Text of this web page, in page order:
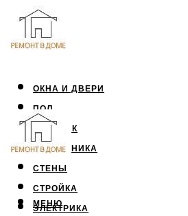
ОКНА И ДВЕРИ
ПОЛ
ПОТОЛОК
САНТЕХНИКА
СТЕНЫ
СТРОЙКА
ЭЛЕКТРИКА
МЕНЮ